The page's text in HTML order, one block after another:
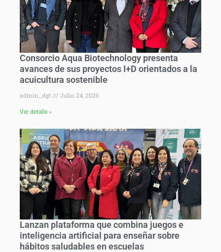
Consorcio Aqua Biotechnology presenta
avances de sus proyectos I+D orientados a la
acuicultura sostenible
admin_dgt Julio 24, 2026
Ver detalle »
Lanzan plataforma que combina juegos e
inteligencia artificial para enseñar sobre
hábitos saludables en escuelas